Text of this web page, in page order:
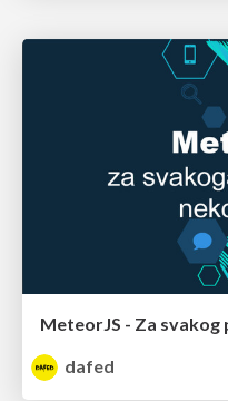
MeteorJS - Za svakog
dafed